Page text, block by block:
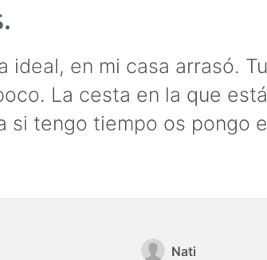
ideal, en mi casa arrasó.
La cesta en la que
si tengo tiempo os pongo
Nati